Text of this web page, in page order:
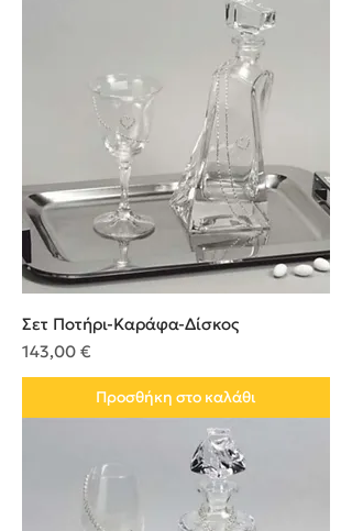
Σετ Ποτήρι-Καράφα-Δίσκος
Τιμή
143,00 €
Προσθήκη στο καλάθι